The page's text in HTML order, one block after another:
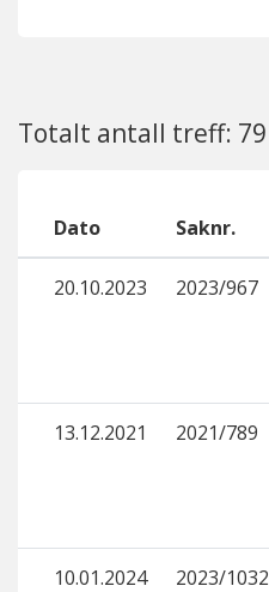
Totalt antall treff: 79
Dato Saknr.
20.10.2023 2023/967
13.12.2021 2021/789
10.01.2024 2023/1032